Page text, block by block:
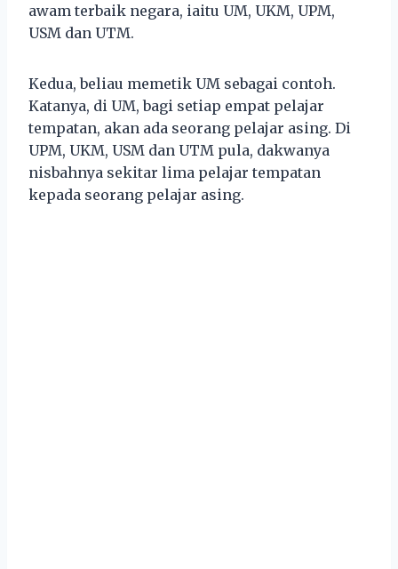
awam terbaik negara, iaitu UM, UKM, UPM,
USM dan UTM.
Kedua, beliau memetik UM sebagai contoh.
Katanya, di UM, bagi setiap empat pelajar
tempatan, akan ada seorang pelajar asing. Di
UPM, UKM, USM dan UTM pula, dakwanya
nisbahnya sekitar lima pelajar tempatan
kepada seorang pelajar asing.